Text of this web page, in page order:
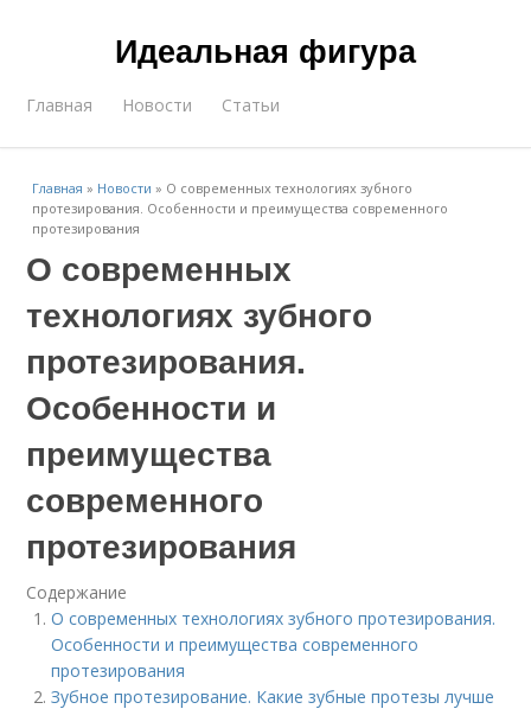
Идеальная фигура
Главная Новости Статьи
Главная » Новости » О современных технологиях зубного
протезирования. Особенности и преимущества современного
протезирования
О современных
технологиях зубного
протезирования.
Особенности и
преимущества
современного
протезирования
Содержание
О современных технологиях зубного протезирования.
Особенности и преимущества современного
протезирования
Зубное протезирование. Какие зубные протезы лучше